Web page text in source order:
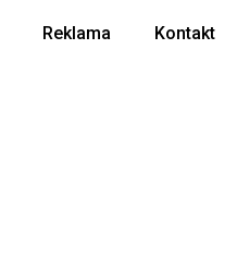
Reklama Kontakt